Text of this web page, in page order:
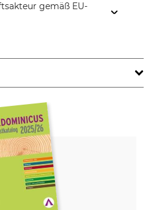
gemäß EU-
Modellbezeichnung
aus Buchenholz, Set